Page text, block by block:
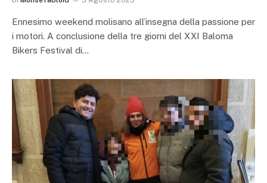
Ennesimo weekend molisano all’insegna della passione per
i motori. A conclusione della tre giorni del XXI Baloma
Bikers Festival di…